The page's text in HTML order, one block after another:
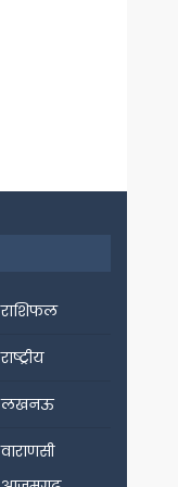
राशिफल
राष्ट्रीय
लखनऊ
वाराणसी